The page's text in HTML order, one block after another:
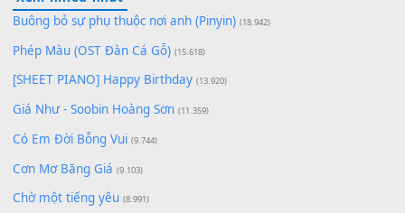
Để lại một bình luận
Bạn phảiđăng nhậpđể gửi bình luận.
Xem nhiều nhất
Buông bỏ sự phụ thuộc nơi anh (Pinyin)
Phép Màu (OST Đàn Cá Gỗ)